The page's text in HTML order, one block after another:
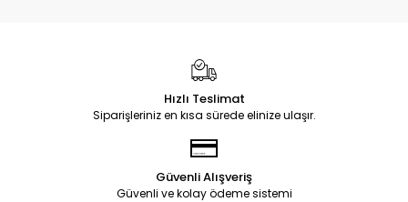
Hızlı Teslimat
Siparişleriniz en kısa sürede elinize ulaşır.
Güvenli Alışveriş
Güvenli ve kolay ödeme sistemi